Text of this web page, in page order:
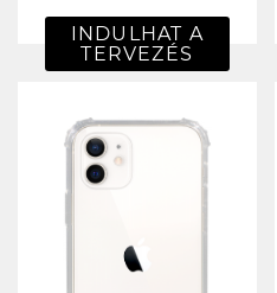
INDULHAT A
TERVEZÉS